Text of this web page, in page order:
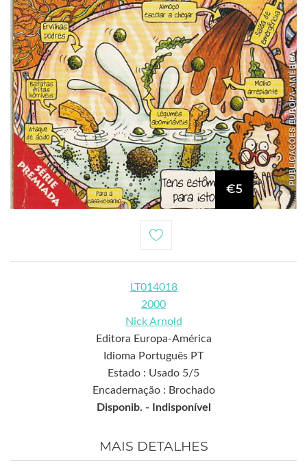
€5
LT014018
2000
Nick Arnold
Editora Europa-América
Idioma Português PT
Estado : Usado 5/5
Encadernação : Brochado
Disponib. -
Indisponível
MAIS DETALHES